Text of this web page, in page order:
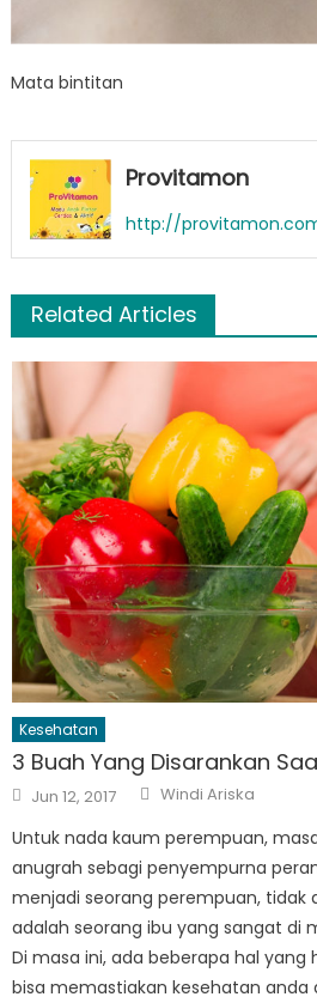
Mata bintitan
Provitamon
http://
Related Articles
Kesehatan
3 Buah Yang Disarankan
Posted
on
Jun 12, 2017 Author
Windi Ariska
Untuk nada kaum perempuan,
anugrah sebagi penyempurna
menjadi seorang perempuan, tidak
adalah seorang ibu yang sangat di
Di masa ini, ada beberapa hal yang
bisa memastiakan kesehatan anda